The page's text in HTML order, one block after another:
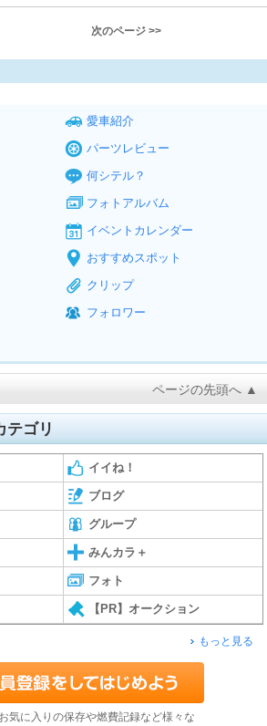
次のページ >>
愛車紹介
パーツレビュー
何シテル？
フォトアルバム
イベントカレンダー
おすすめスポット
クリップ
フォロワー
ページの先頭へ ▲
テゴリ
イイね！
ブログ
グループ
みんカラ＋
フォト
【PR】オークション
もっと見る
気に入りの保存や燃費記録など様々な